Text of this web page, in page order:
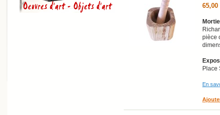
65,00
pièce
Place
En